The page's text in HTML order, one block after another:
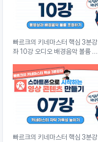
빠르크의 키네마스터 핵심 3분강
좌 10강 오디오 배경음악 볼륨 조
빠르크의 키네마스터 핵심 3분강